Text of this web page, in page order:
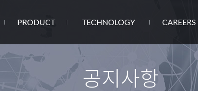
PRODUCT TECHNOLOGY CAREERS
공지사항